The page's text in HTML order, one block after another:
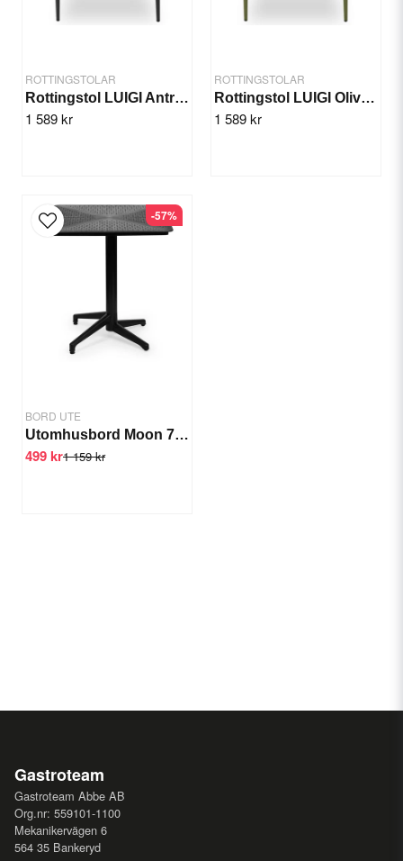
ROTTINGSTOLAR
Rottingstol LUIGI Antracit
1 589 kr
ROTTINGSTOLAR
Rottingstol LUIGI Olivgrön
1 589 kr
BORD UTE
Utomhusbord Moon 70x70 cm
1 159 kr
499 kr
-57%
Lätt att rengöra
Sittdjup: 63 cm
Stomme: Aluminum
Gastroteam
Gastroteam Abbe AB
Org.nr: 559101-1100
Mekanikervägen 6
564 35 Bankeryd